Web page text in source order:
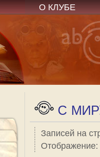
О КЛУБЕ
C
Записей на
Отображение: